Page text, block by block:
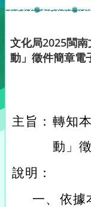
文化局2025閩
動」徵件簡章電
主旨： 轉知
動」
說明：
一、 依據